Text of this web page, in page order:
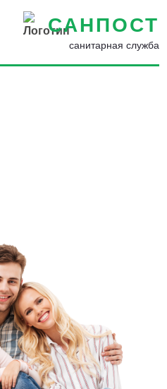
САНПОСТ
санитарная служба